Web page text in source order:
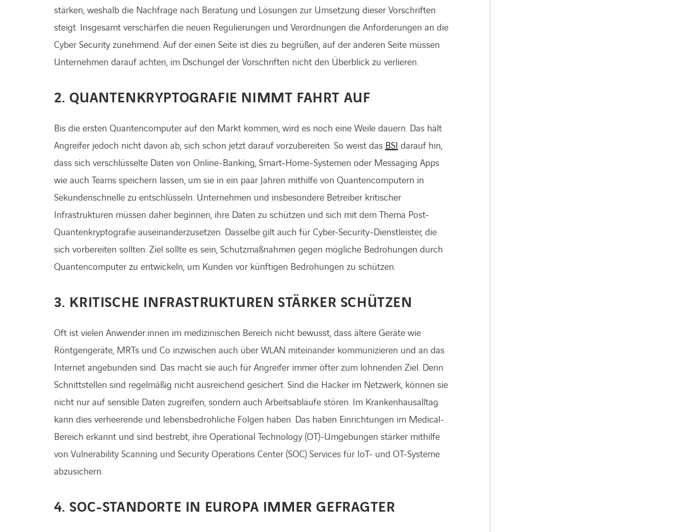
stärken, weshalb die Nachfrage nach Beratung und Lösungen zur Umsetzung dieser Vorschriften
steigt. Insgesamt verschärfen die neuen Regulierungen und Verordnungen die Anforderungen an die
Cyber Security zunehmend. Auf der einen Seite ist dies zu begrüßen, auf der anderen Seite müssen
Unternehmen darauf achten, im Dschungel der Vorschriften nicht den Überblick zu verlieren.
2. QUANTENKRYPTOGRAFIE NIMMT FAHRT AUF
Bis die ersten Quantencomputer auf den Markt kommen, wird es noch eine Weile dauern. Das hält
Angreifer jedoch nicht davon ab, sich schon jetzt darauf vorzubereiten. So weist das BSI darauf hin,
dass sich verschlüsselte Daten von Online-Banking, Smart-Home-Systemen oder Messaging Apps
wie auch Teams speichern lassen, um sie in ein paar Jahren mithilfe von Quantencomputern in
Sekundenschnelle zu entschlüsseln. Unternehmen und insbesondere Betreiber kritischer
Infrastrukturen müssen daher beginnen, ihre Daten zu schützen und sich mit dem Thema Post-
Quantenkryptografie auseinanderzusetzen. Dasselbe gilt auch für Cyber-Security-Dienstleister, die
sich vorbereiten sollten. Ziel sollte es sein, Schutzmaßnahmen gegen mögliche Bedrohungen durch
Quantencomputer zu entwickeln, um Kunden vor künftigen Bedrohungen zu schützen.
3. KRITISCHE INFRASTRUKTUREN STÄRKER SCHÜTZEN
Oft ist vielen Anwender:innen im medizinischen Bereich nicht bewusst, dass ältere Geräte wie
Röntgengeräte, MRTs und Co inzwischen auch über WLAN miteinander kommunizieren und an das
Internet angebunden sind. Das macht sie auch für Angreifer immer öfter zum lohnenden Ziel. Denn
Schnittstellen sind regelmäßig nicht ausreichend gesichert. Sind die Hacker im Netzwerk, können sie
nicht nur auf sensible Daten zugreifen, sondern auch Arbeitsabläufe stören. Im Krankenhausalltag
kann dies verheerende und lebensbedrohliche Folgen haben. Das haben Einrichtungen im Medical-
Bereich erkannt und sind bestrebt, ihre Operational Technology (OT)-Umgebungen stärker mithilfe
von Vulnerability Scanning und Security Operations Center (SOC) Services für IoT- und OT-Systeme
abzusichern.
4. SOC-STANDORTE IN EUROPA IMMER GEFRAGTER